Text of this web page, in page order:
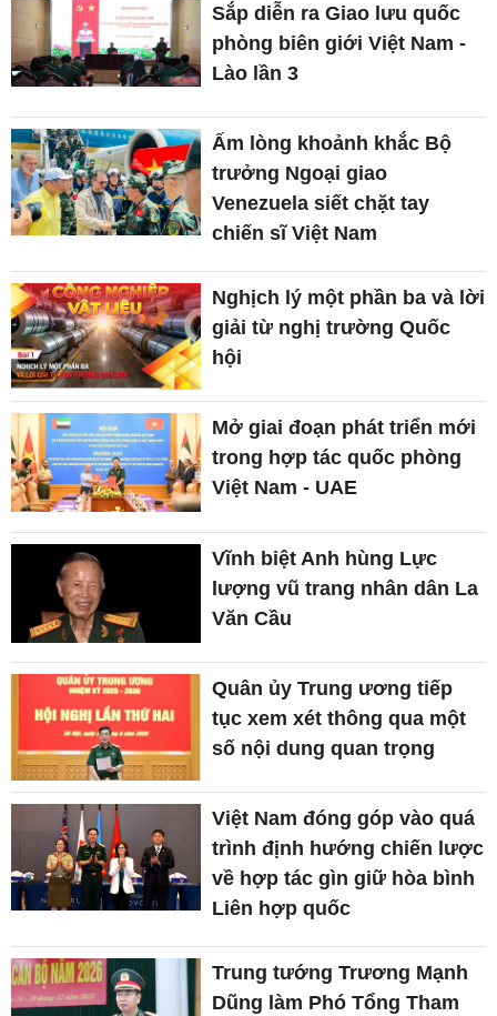
Sắp diễn ra Giao lưu quốc
phòng biên giới Việt Nam -
Lào lần 3
Ấm lòng khoảnh khắc Bộ
trưởng Ngoại giao
Venezuela siết chặt tay
chiến sĩ Việt Nam
Nghịch lý một phần ba và lời
giải từ nghị trường Quốc
hội
Mở giai đoạn phát triển mới
trong hợp tác quốc phòng
Việt Nam - UAE
Vĩnh biệt Anh hùng Lực
lượng vũ trang nhân dân La
Văn Cầu
Quân ủy Trung ương tiếp
tục xem xét thông qua một
số nội dung quan trọng
Việt Nam đóng góp vào quá
trình định hướng chiến lược
về hợp tác gìn giữ hòa bình
Liên hợp quốc
Trung tướng Trương Mạnh
Dũng làm Phó Tổng Tham